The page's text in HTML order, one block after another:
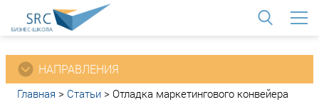
НАПРАВЛЕНИЯ
Главная > Статьи > Отладка маркетингового конвейера